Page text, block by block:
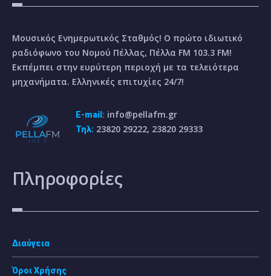
Μουσικός Ενημερωτικός Σταθμός! Ο πρώτο ιδιωτικό
ραδιόφωνο του Νομού Πέλλας, Πέλλα FM 103.3 FM!
Εκπέμπει στην ευρύτερη περιοχή με τα τελειότερα
μηχανήματα. Ελληνικές επιτυχίες 24/7!
E-mail: info@pellafm.gr
Τηλ: 23820 29222, 23820 29333
Πληροφορίες
Διαύγεια
Όροι Χρήσης